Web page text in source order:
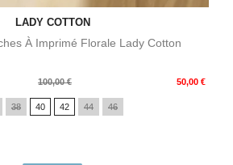
LADY COTTON
À Imprimé Florale Lady Cotton
100,00 € 50,00 €
38 40 42 44 46